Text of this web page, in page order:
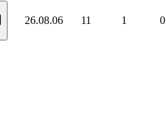
26.08.06 11 1 0